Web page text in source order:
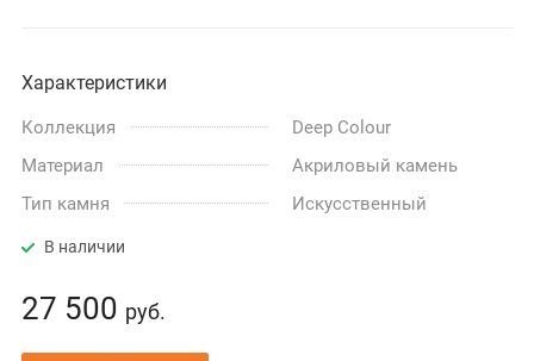
Характеристики
Коллекция
Deep Colour
Материал
Акриловый камень
Тип камня
Искусственный
В наличии
27 500 руб.